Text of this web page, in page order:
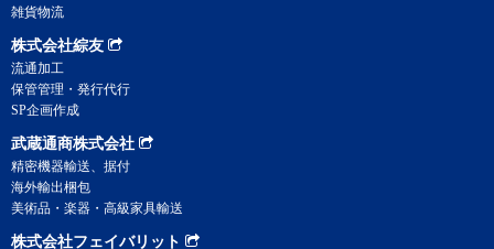
雑貨物流
株式会社綜友
流通加工
保管管理・発行代行
SP企画作成
武蔵通商株式会社
精密機器輸送、据付
海外輸出梱包
美術品・楽器・高級家具輸送
株式会社フェイバリット